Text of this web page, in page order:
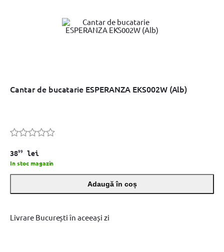
Cantar de bucatarie ESPERANZA EKS002W (Alb)
3899 lei
In stoc magazin
Adaugă în coș
Livrare București în aceeași zi